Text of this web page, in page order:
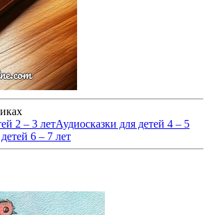
2 – 3 летАудиосказки для детей 4 – 5
6 – 7 лет